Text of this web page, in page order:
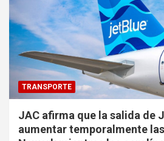
TRANSPORTE
JAC afirma que la salida de
aumentar temporalmente